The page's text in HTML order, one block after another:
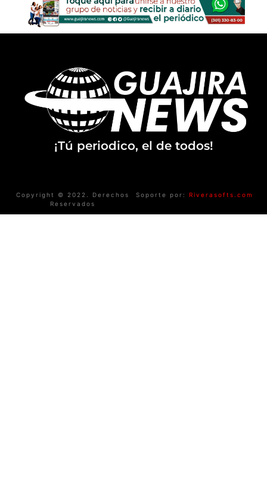
¡Tú periodico, el de todos!
Copyright © 2022. Derechos
Reservados
Soporte por: Riverasofts.com